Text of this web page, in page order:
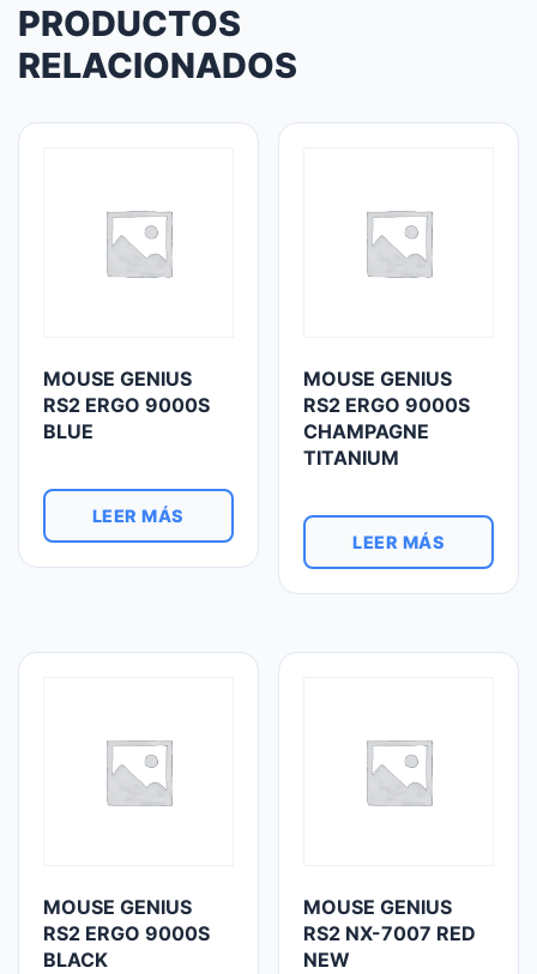
PRODUCTOS
RELACIONADOS
MOUSE GENIUS
RS2 ERGO 9000S
BLUE
LEER MÁS
MOUSE GENIUS
RS2 ERGO 9000S
CHAMPAGNE
TITANIUM
LEER MÁS
MOUSE GENIUS
RS2 ERGO 9000S
BLACK
MOUSE GENIUS
RS2 NX-7007 RED
NEW